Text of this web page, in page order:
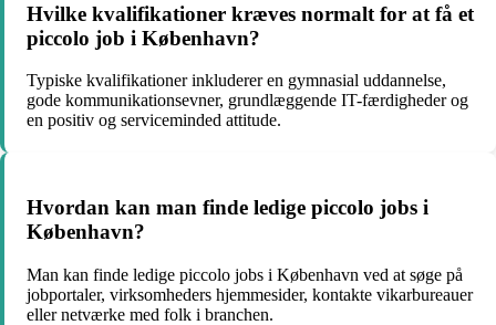
Hvilke kvalifikationer kræves normalt for at få et
piccolo job i København?
Typiske kvalifikationer inkluderer en gymnasial uddannelse,
gode kommunikationsevner, grundlæggende IT-færdigheder og
en positiv og serviceminded attitude.
Hvordan kan man finde ledige piccolo jobs i
København?
Man kan finde ledige piccolo jobs i København ved at søge på
jobportaler, virksomheders hjemmesider, kontakte vikarbureauer
eller netværke med folk i branchen.